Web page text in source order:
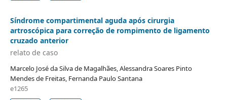
Síndrome compartimental aguda após cirurgia
artroscópica para correção de rompimento de ligamento
cruzado anterior
relato de caso
Marcelo José da Silva de Magalhães, Alessandra Soares Pinto
Mendes de Freitas, Fernanda Paulo Santana
e1265